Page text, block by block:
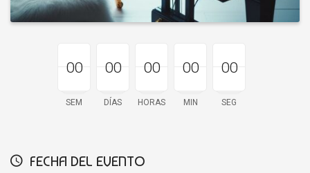
00
00
00
SEM
00
00
00
DÍAS
00
00
00
HORAS
00
00
00
MIN
00
00
00
SEG
FECHA DEL EVENTO